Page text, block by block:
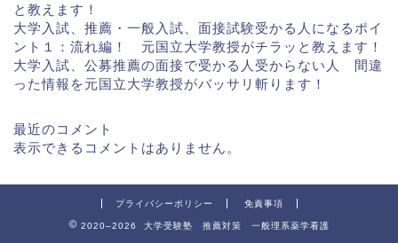
と教えます！
大学入試、推薦・一般入試、面接試験受かる人になるポイ
ント１：流れ編！ 元国立大学教授がチラッと教えます！
大学入試、公募推薦の面接で受かる人受からない人 間違
った情報を元国立大学教授がバッサリ斬ります！
最近のコメント
表示できるコメントはありません。
プライバシーポリシー 免責事項
2020–2026 大学受験塾 推薦対策 一般理系薬学看護